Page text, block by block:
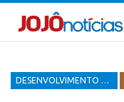
DESENVOLVIMENTO ECONÔMICO E SOCIAL